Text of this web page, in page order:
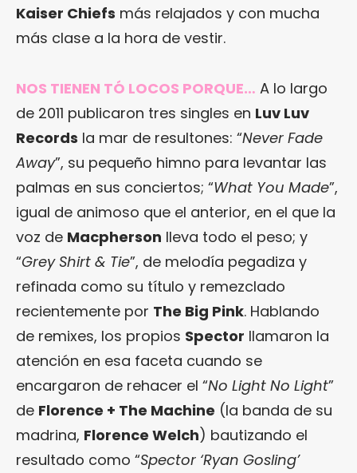
Kaiser Chiefs más relajados y con mucha
más clase a la hora de vestir.
NOS TIENEN TÓ LOCOS PORQUE… A lo largo
de 2011 publicaron tres singles en Luv Luv
Records la mar de resultones: “Never Fade
Away”, su pequeño himno para levantar las
palmas en sus conciertos; “What You Made”,
igual de animoso que el anterior, en el que la
voz de Macpherson lleva todo el peso; y
“Grey Shirt & Tie”, de melodía pegadiza y
refinada como su título y remezclado
recientemente por The Big Pink. Hablando
de remixes, los propios Spector llamaron la
atención en esa faceta cuando se
encargaron de rehacer el “No Light No Light”
de Florence + The Machine (la banda de su
madrina, Florence Welch) bautizando el
resultado como “Spector ‘Ryan Gosling’